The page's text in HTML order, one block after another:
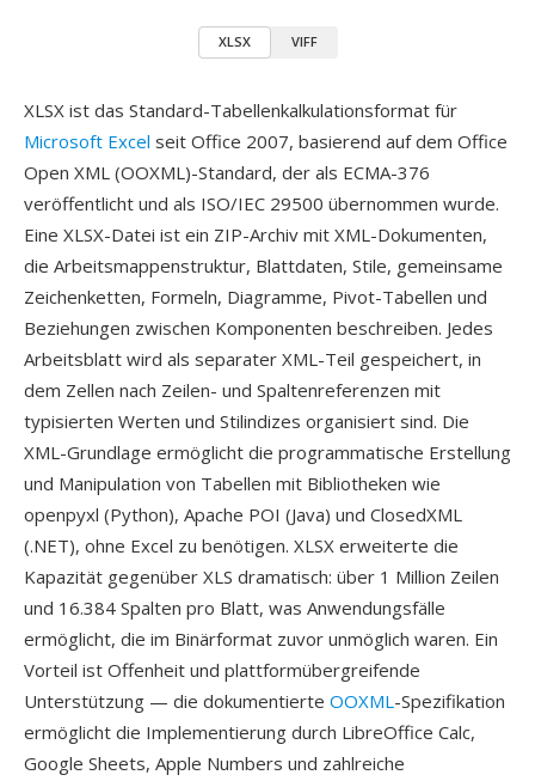
XLSX VIFF
XLSX ist das Standard-Tabellenkalkulationsformat für
Microsoft Excel seit Office 2007, basierend auf dem Office
Open XML (OOXML)-Standard, der als ECMA-376
veröffentlicht und als ISO/IEC 29500 übernommen wurde.
Eine XLSX-Datei ist ein ZIP-Archiv mit XML-Dokumenten,
die Arbeitsmappenstruktur, Blattdaten, Stile, gemeinsame
Zeichenketten, Formeln, Diagramme, Pivot-Tabellen und
Beziehungen zwischen Komponenten beschreiben. Jedes
Arbeitsblatt wird als separater XML-Teil gespeichert, in
dem Zellen nach Zeilen- und Spaltenreferenzen mit
typisierten Werten und Stilindizes organisiert sind. Die
XML-Grundlage ermöglicht die programmatische Erstellung
und Manipulation von Tabellen mit Bibliotheken wie
openpyxl (Python), Apache POI (Java) und ClosedXML
(.NET), ohne Excel zu benötigen. XLSX erweiterte die
Kapazität gegenüber XLS dramatisch: über 1 Million Zeilen
und 16.384 Spalten pro Blatt, was Anwendungsfälle
ermöglicht, die im Binärformat zuvor unmöglich waren. Ein
Vorteil ist Offenheit und plattformübergreifende
Unterstützung — die dokumentierte OOXML-Spezifikation
ermöglicht die Implementierung durch LibreOffice Calc,
Google Sheets, Apple Numbers und zahlreiche